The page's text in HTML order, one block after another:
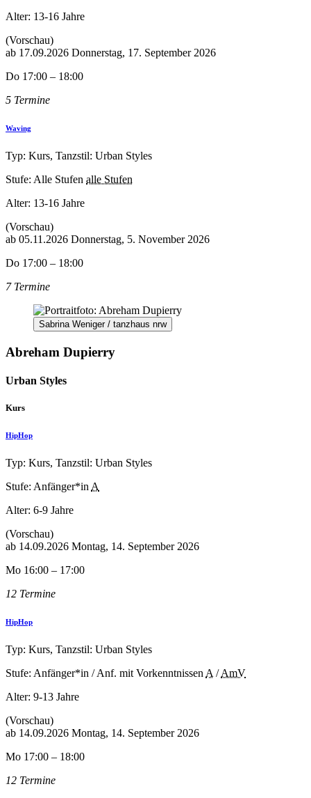
Alter: 13-16 Jahre
(Vorschau)
ab 17.09.2026 Donnerstag, 17. September 2026
Do 17:00 – 18:00
5 Termine
Waving
Typ: Kurs, Tanzstil: Urban Styles
Stufe: Alle Stufen alle Stufen
Alter: 13-16 Jahre
(Vorschau)
ab 05.11.2026 Donnerstag, 5. November 2026
Do 17:00 – 18:00
7 Termine
Sabrina Weniger / tanzhaus nrw
Abreham Dupierry
Urban Styles
Kurs
HipHop
Typ: Kurs, Tanzstil: Urban Styles
Stufe: Anfänger*inA
Alter: 6-9 Jahre
(Vorschau)
ab 14.09.2026 Montag, 14. September 2026
Mo 16:00 – 17:00
12 Termine
HipHop
Typ: Kurs, Tanzstil: Urban Styles
Stufe: Anfänger*in / Anf. mit Vorkenntnissen A /AmV
Alter: 9-13 Jahre
(Vorschau)
ab 14.09.2026 Montag, 14. September 2026
Mo 17:00 – 18:00
12 Termine